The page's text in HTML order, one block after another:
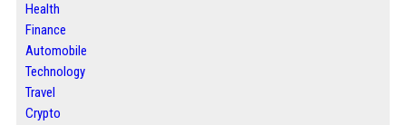
Health
Finance
Automobile
Technology
Travel
Crypto